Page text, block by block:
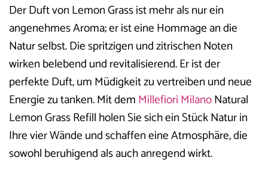
Der Duft von Lemon Grass ist mehr als nur ein
angenehmes Aroma; er ist eine Hommage an die
Natur selbst. Die spritzigen und zitrischen Noten
wirken belebend und revitalisierend. Er ist der
perfekte Duft, um Müdigkeit zu vertreiben und neue
Energie zu tanken. Mit demMillefiori MilanoNatural
Lemon Grass Refill holen Sie sich ein Stück Natur in
Ihre vier Wände und schaffen eine Atmosphäre, die
sowohl beruhigend als auch anregend wirkt.